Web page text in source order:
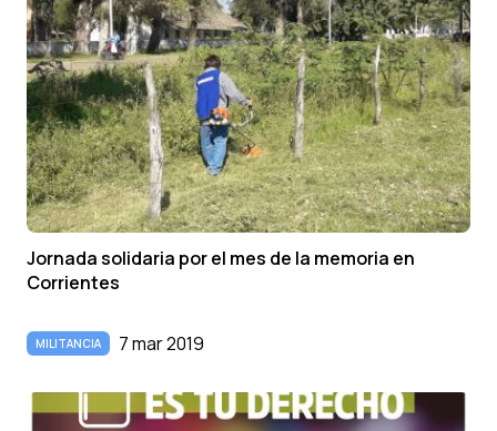
Jornada solidaria por el mes de la memoria en
Corrientes
MILITANCIA 7 mar 2019